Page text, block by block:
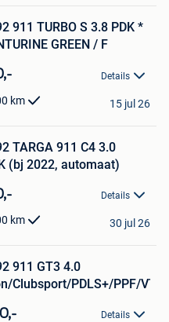
911 TURBO S 3.8 PDK *
GREEN / F
Details
km 15 jul 26
TARGA 911 C4 3.0
(bj 2022, automaat)
Details
km 30 jul 26
911 GT3 4.0
Clubsport/PDLS+/PPF/VTS
Details